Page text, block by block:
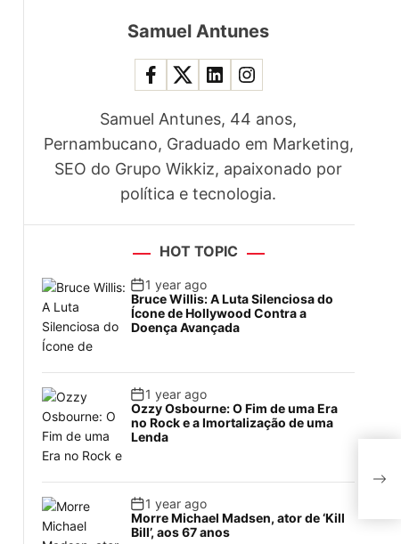
Samuel Antunes
Samuel Antunes, 44 anos,
Pernambucano, Graduado em Marketing,
SEO do Grupo Wikkiz, apaixonado por
política e tecnologia.
HOT TOPIC
1 year ago
Bruce Willis: A Luta Silenciosa do
Ícone de Hollywood Contra a
Doença Avançada
1 year ago
Ozzy Osbourne: O Fim de uma Era
no Rock e a Imortalização de uma
Lenda
1 year ago
Morre Michael Madsen, ator de ‘Kill
Bill’, aos 67 anos
ao